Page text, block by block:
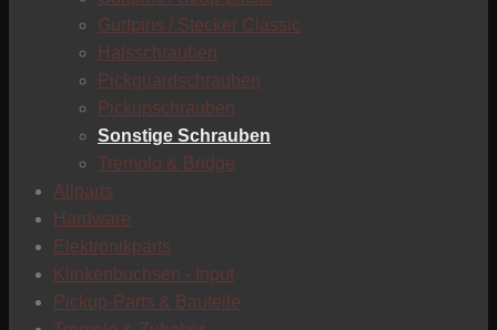
Gurtpins / Stecker Classic
Halsschrauben
Pickguardschrauben
Pickupschrauben
Sonstige Schrauben
Tremolo & Bridge
Allparts
Hardware
Elektronikparts
Klinkenbuchsen - Input
Pickup-Parts & Bauteile